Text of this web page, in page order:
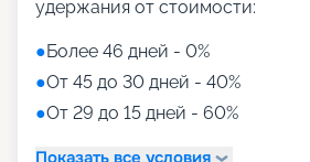
удержания от стоимости:
●Более 46 дней - 0%
●От 45 до 30 дней - 40%
●От 29 до 15 дней - 60%
Показать все условия